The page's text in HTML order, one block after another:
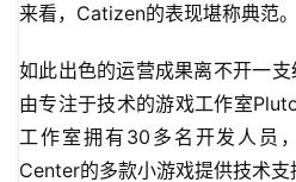
来看，Catizen的表现堪称典范。
如此出色的运营成果离不开一
由专注于技术的游戏工作室
工作室拥有30多名开发人员
Center的多款小游戏提供技术支